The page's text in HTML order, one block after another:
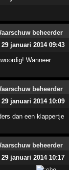
29 januari 2014 09:43
Wanneer
29 januari 2014 10:09
dan een klappertje
29 januari 2014 10:17